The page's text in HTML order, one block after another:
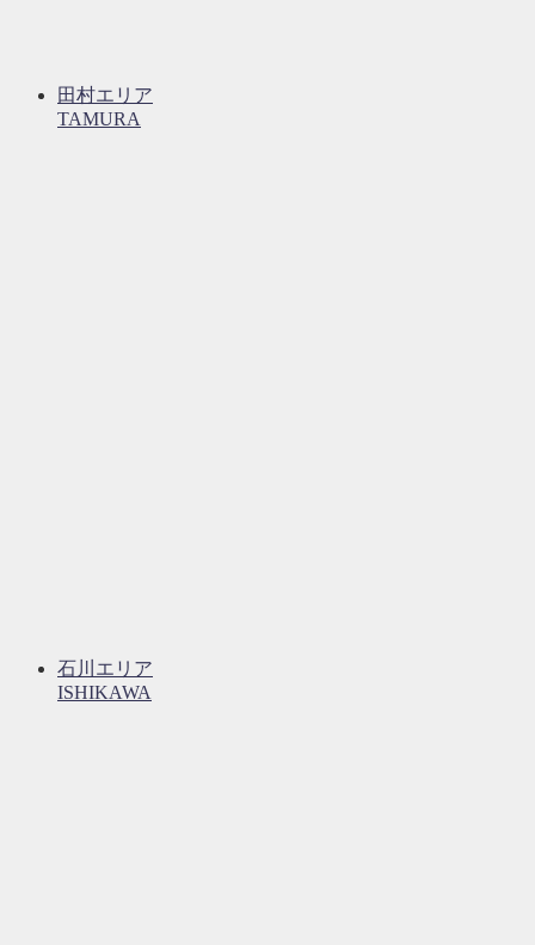
田村エリア
TAMURA
石川エリア
ISHIKAWA